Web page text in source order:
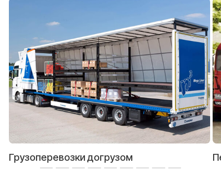
Грузоперевозки догрузом